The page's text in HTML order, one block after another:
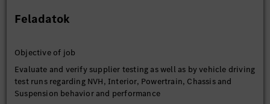
Feladatok
Objective of job
Evaluate and verify supplier testing as well as by vehicle driving
test runs regarding NVH, Interior, Powertrain, Chassis and
Suspension behavior and performance